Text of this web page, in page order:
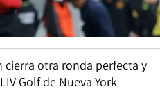
otra ronda perfecta y
Golf de Nueva York